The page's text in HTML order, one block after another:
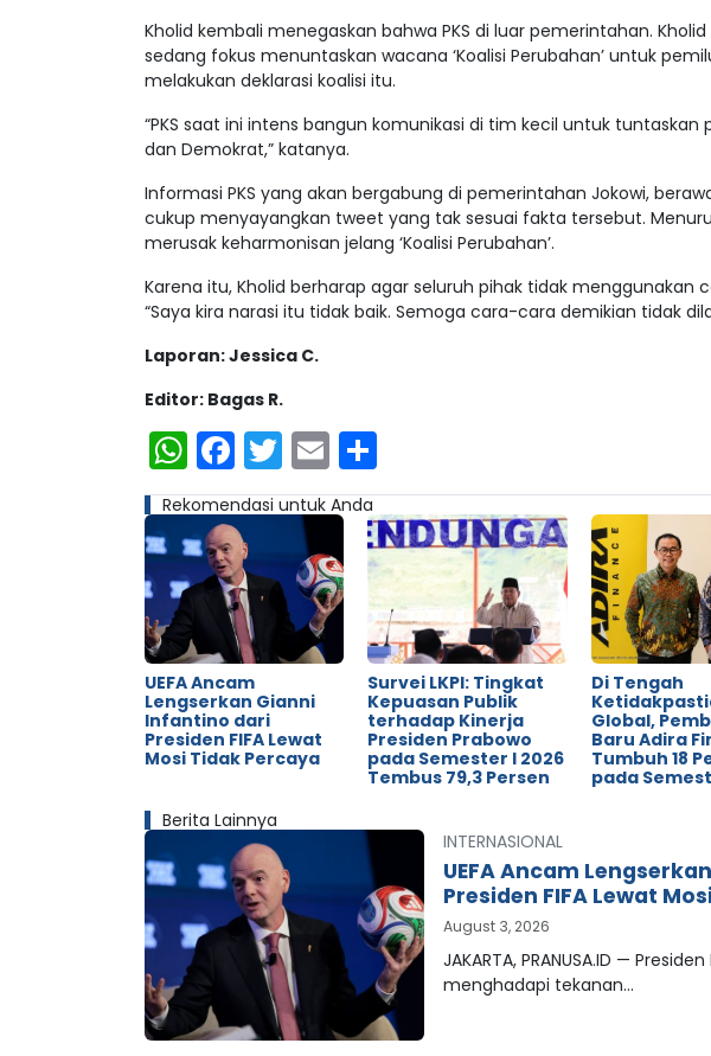
Kholid kembali menegaskan bahwa PKS di luar pemerintahan.
sedang fokus menuntaskan wacana ‘Koalisi Perubahan’ untuk
melakukan deklarasi koalisi itu.
“PKS saat ini intens bangun komunikasi di tim kecil untuk
dan Demokrat,” katanya.
Informasi PKS yang akan bergabung di pemerintahan Jokowi,
cukup menyayangkan tweet yang tak sesuai fakta tersebut.
merusak keharmonisan jelang ‘Koalisi Perubahan’.
Karena itu, Kholid berharap agar seluruh pihak tidak menggunakan
“Saya kira narasi itu tidak baik. Semoga cara-cara demikian tidak
Laporan: Jessica C.
Editor: Bagas R.
WhatsApp
Facebook
Twitter
Email
Rekomendasi untuk Anda
UEFA Ancam
Lengserkan Gianni
Infantino dari
Presiden FIFA Lewat
Mosi Tidak Percaya
Survei LKPI: Tingkat
Kepuasan Publik
terhadap Kinerja
Presiden Prabowo
pada Semester I 2026
Tembus 79,3 Persen
Di Tengah
Global,
Baru Adira
Tumbuh 18
pada
Berita Lainnya
INTERNASIONAL
UEFA Ancam
Presiden FIFA Lewat
August 3, 2026
JAKARTA, PRANUSA.ID —
menghadapi tekanan…